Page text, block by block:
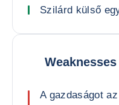
Szilárd külső
Weaknesses
A gazdaságot